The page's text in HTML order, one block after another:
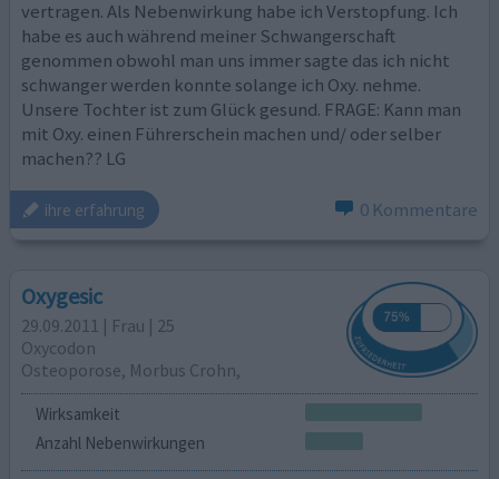
vertragen. Als Nebenwirkung habe ich Verstopfung. Ich
habe es auch während meiner Schwangerschaft
genommen obwohl man uns immer sagte das ich nicht
schwanger werden konnte solange ich Oxy. nehme.
Unsere Tochter ist zum Glück gesund. FRAGE: Kann man
mit Oxy. einen Führerschein machen und/ oder selber
machen?? LG
ihre erfahrung 0 Kommentare
Oxygesic
29.09.2011 | Frau | 25
Oxycodon
Osteoporose, Morbus Crohn,
Wirksamkeit
Anzahl Nebenwirkungen